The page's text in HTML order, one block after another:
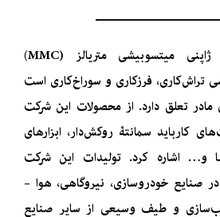
نمایندۀ رسمی شرکت ژاپنی میتسوبیشی متریالز (MMC)
تراش‌کاری، فرزکاری و سوراخ‌کاری است
تعلق دارد. از محصولات این شرکت
کارباید سمانتۀ روکش‌دار، ابزارهای
و… اشاره کرد. تولیدات این شرکت
صنایع خودروسازی، نیروگاهی، هوا –
و طیف وسیعی از سایر صنایع